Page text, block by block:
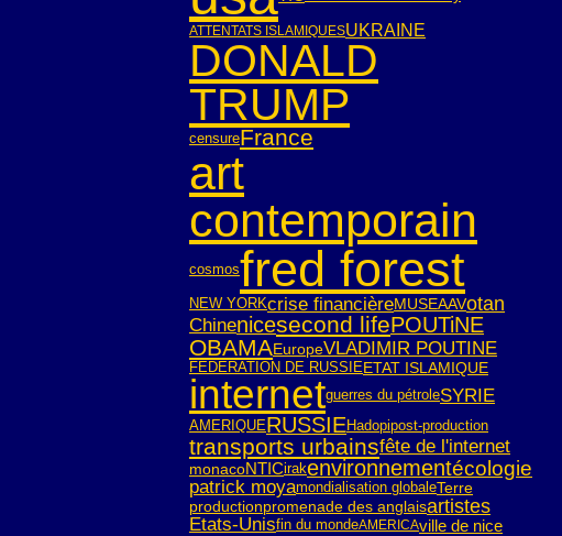
ATTENTATS ISLAMIQUESUKRAINE
DONALD
TRUMP
censureFrance
art
contemporain
cosmosfred forest
NEW YORKcrise financièreMUSEAAVotan
Chinenicesecond lifePOUTiNE
OBAMAEuropeVLADIMIR POUTINE
FEDERATION DE RUSSIEETAT ISLAMIQUE
internetguerres du pétroleSYRIE
AMERIQUERUSSIEHadopipost-production
transports urbainsfête de l'internet
monacoNTICirakenvironnementécologie
patrick moyamondialisation globaleTerre
productionpromenade des anglaisartistes
Etats-Unisfin du mondeAMERICAville de nice